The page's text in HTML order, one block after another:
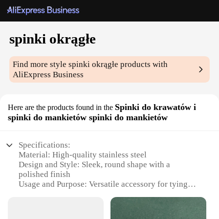
spinki okrągłe
Find more stylespinki okrągłe products with
AliExpress Business
Here are the products found in the Spinki do krawatów i
spinki do mankietów spinki do mankietów
Specifications:
Material: High-quality stainless steel
Design and Style: Sleek, round shape with a
polished finish
Usage and Purpose: Versatile accessory for tying
Quantity: Available in sets, perfect for retailers and